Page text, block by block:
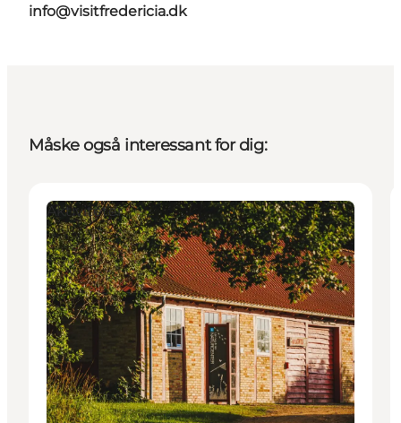
info@visitfredericia.dk
Måske også interessant for dig:
Aktiviteter